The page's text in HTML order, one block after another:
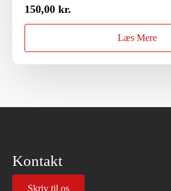
150,00 kr.
Læs Mere
Kontakt
Skriv til os